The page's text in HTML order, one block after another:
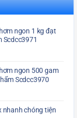
ngon 1 kg đạt
Scdcc3971
ngon 500 gam
Scdcc3970
nhanh chóng tiện